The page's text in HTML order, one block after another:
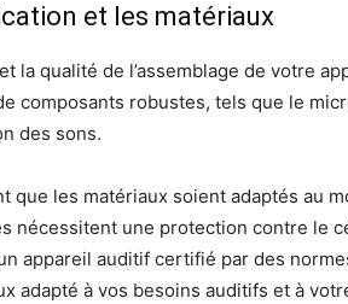
et les matériaux
la qualité de l’assemblage de votre
composants robustes, tels que le
des sons.
que les matériaux soient adaptés au
nécessitent une protection contre le
appareil auditif certifié par des
adapté à vos besoins auditifs et à